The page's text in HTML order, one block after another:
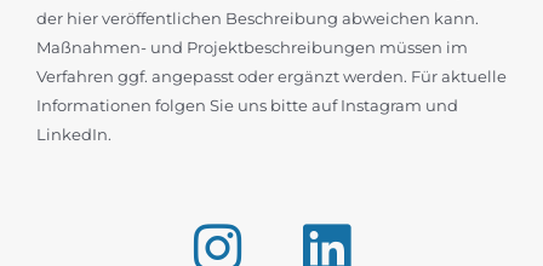
der hier veröffentlichen Beschreibung abweichen kann.
Maßnahmen- und Projektbeschreibungen müssen im
Verfahren ggf. angepasst oder ergänzt werden. Für aktuelle
Informationen folgen Sie uns bitte auf Instagram und
LinkedIn.